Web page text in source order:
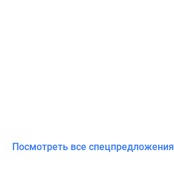
Посмотреть все спецпредложения